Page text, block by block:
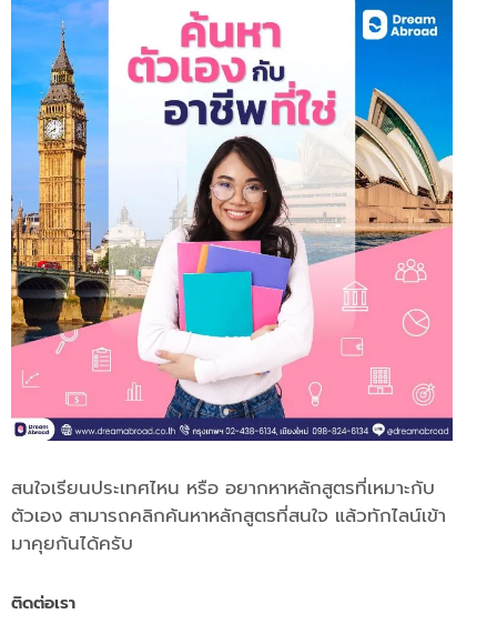
สนใจเรียนประเทศไหน หรือ อยากหาหลักสูตรที่เหมาะกับ
ตัวเอง สามารถคลิกค้นหาหลักสูตรที่สนใจ แล้วทักไลน์เข้า
มาคุยกันได้ครับ
ติดต่อเรา